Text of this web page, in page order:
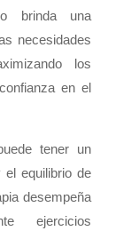
brinda una
necesidades
los
en el
tener un
equilibrio de
desempeña
ejercicios